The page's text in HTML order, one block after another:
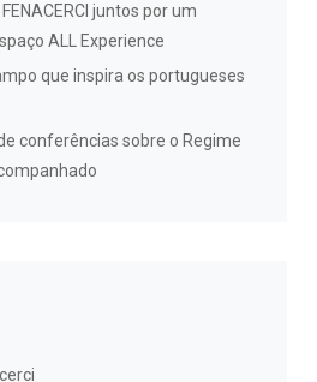
juntos por um
ALL Experience
que inspira os portugueses
conferências sobre o Regime